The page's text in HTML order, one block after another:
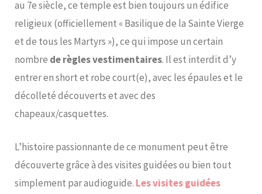
au 7e siècle, ce temple est bien toujours un édifice
religieux (officiellement « Basilique de la Sainte Vierge
et de tous les Martyrs »), ce qui impose un certain
nombre de règles vestimentaires. Il est interdit d’y
entrer en short et robe court(e), avec les épaules et le
décolleté découverts et avec des
chapeaux/casquettes.
L’histoire passionnante de ce monument peut être
découverte grâce à des visites guidées ou bien tout
simplement par audioguide. Les visites guidées